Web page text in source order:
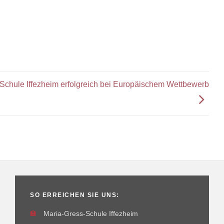
Iffezheim erfolgreich bei Europäischem Wettbewerb
SO ERREICHEN SIE UNS:
🏫
Maria-Gress-Schule Iffezheim